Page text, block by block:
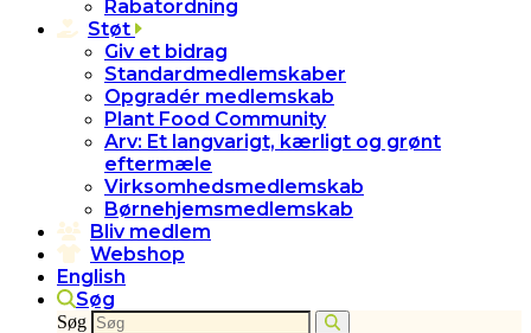
Rabatordning
Støt
Giv et bidrag
Standardmedlemskaber
Opgradér medlemskab
Plant Food Community
Arv: Et langvarigt, kærligt og grønt
eftermæle
Virksomhedsmedlemskab
Børnehjemsmedlemskab
Bliv medlem
Webshop
English
Søg
Søg